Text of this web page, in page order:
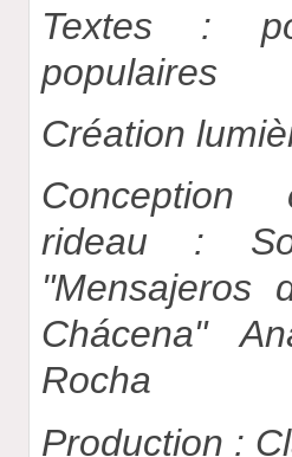
Textes :
populaires
Création
rideau :
Chácena"
Rocha
Production :